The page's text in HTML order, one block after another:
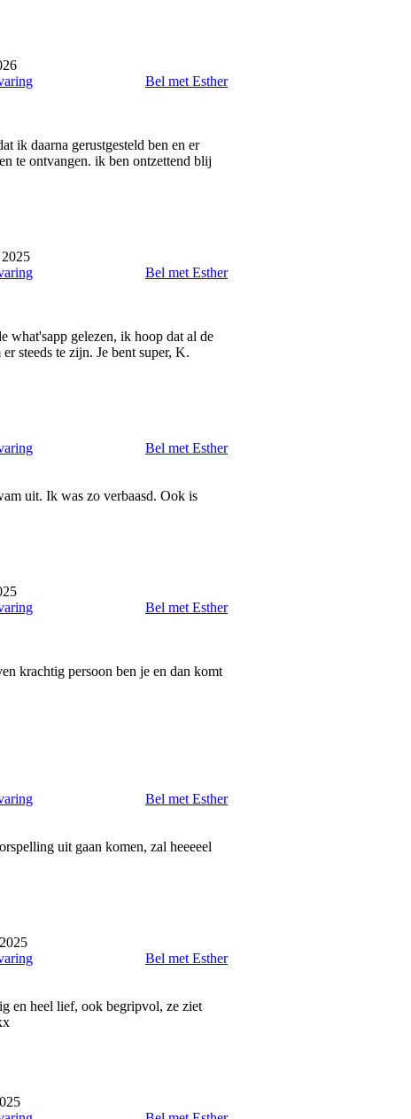
Bel met Esther
ik daarna gerustgesteld ben en er
te ontvangen. ik ben ontzettend blij
Bel met Esther
what'sapp gelezen, ik hoop dat al de
steeds te zijn. Je bent super, K.
Bel met Esther
uit. Ik was zo verbaasd. Ook is
Bel met Esther
krachtig persoon ben je en dan komt
Bel met Esther
uit gaan komen, zal heeeeel
Bel met Esther
en heel lief, ook begripvol, ze ziet